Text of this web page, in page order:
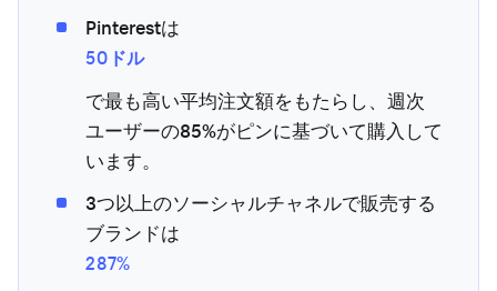
Pinterestは
50ドル
で最も高い平均注文額をもたらし、週次
ユーザーの85%がピンに基づいて購入して
います。
3つ以上のソーシャルチャネルで販売する
ブランドは
287%